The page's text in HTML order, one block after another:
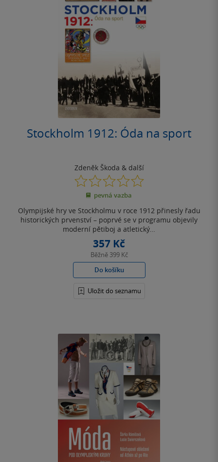
Stockholm 1912: Óda na sport
Zdeněk Škoda & další
0.0
z
5
pevná vazba
Olympijské hry ve Stockholmu v roce 1912 přinesly řadu
historických prvenství – poprvé se v programu objevily
moderní pětiboj a atletický...
357 Kč
Běžně 399 Kč
Do košíku
Uložit do seznamu